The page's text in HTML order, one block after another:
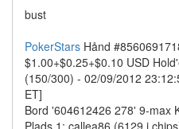
bust
PokerStars Hånd
$1.00+$0.25+$0.10 USD
(150/300) - 02/09/2012
ET]
Bord '604612426 278' 9-max
Plads 1: callea86 (6129 i